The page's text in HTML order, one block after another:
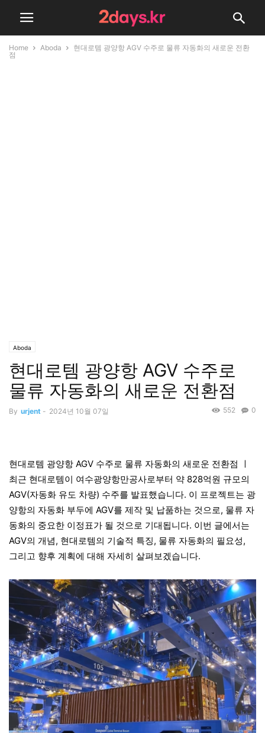
Home Aboda
현대로템 광양항 AGV 수주로 물류 자동화의 새로운 전환
점
Aboda
현대로템 광양항 AGV 수주로
물류 자동화의 새로운 전환점
By urjent - 2024년 10월 07일 0
552
현대로템 광양항 AGV 수주로 물류 자동화의 새로운 전환점 ㅣ
최근 현대로템이 여수광양항만공사로부터 약 828억원 규모의
AGV(자동화 유도 차량) 수주를 발표했습니다. 이 프로젝트는 광
양항의 자동화 부두에 AGV를 제작 및 납품하는 것으로, 물류 자
동화의 중요한 이정표가 될 것으로 기대됩니다. 이번 글에서는
AGV의 개념, 현대로템의 기술적 특징, 물류 자동화의 필요성,
그리고 향후 계획에 대해 자세히 살펴보겠습니다.